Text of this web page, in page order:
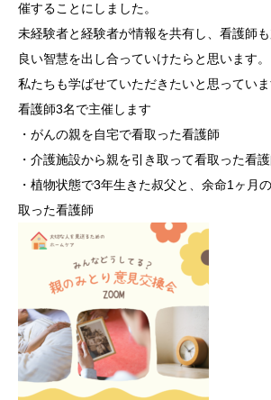
催することにしました。
未経験者と経験者が情報を共有し、看護師
良い智慧を出し合っていけたらと思います。
私たちも学ばせていただきたいと思っていま
看護師3名で主催します
・がんの親を自宅で看取った看護師
・介護施設から親を引き取って看取った看
・植物状態で3年生きた叔父と、余命1ヶ月
取った看護師